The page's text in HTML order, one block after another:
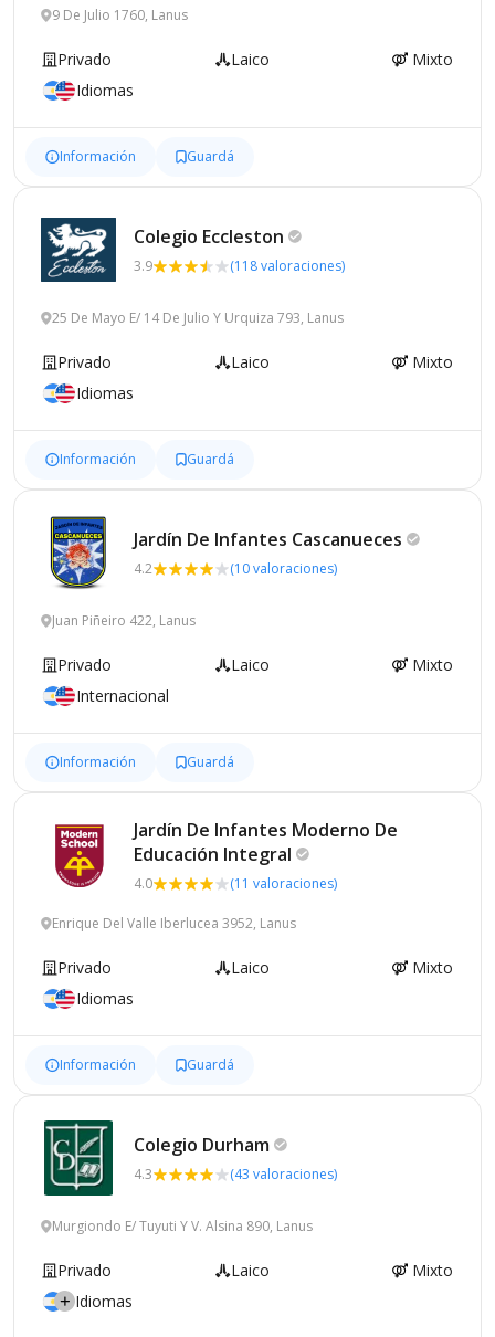
9 De Julio 1760, Lanus
Privado Laico
Mixto
Idiomas
Información Guardá
Colegio Eccleston
3.9 (118 valoraciones)
25 De Mayo E/ 14 De Julio Y Urquiza 793, Lanus
Privado Laico
Mixto
Idiomas
Información Guardá
Jardín De Infantes Cascanueces
4.2 (10 valoraciones)
Juan Piñeiro 422, Lanus
Privado Laico
Mixto
Internacional
Información Guardá
Jardín De Infantes Moderno De
Educación Integral
4.0 (11 valoraciones)
Enrique Del Valle Iberlucea 3952, Lanus
Privado Laico
Mixto
Idiomas
Información Guardá
Colegio Durham
4.3 (43 valoraciones)
Murgiondo E/ Tuyuti Y V. Alsina 890, Lanus
Privado Laico
Mixto
Idiomas